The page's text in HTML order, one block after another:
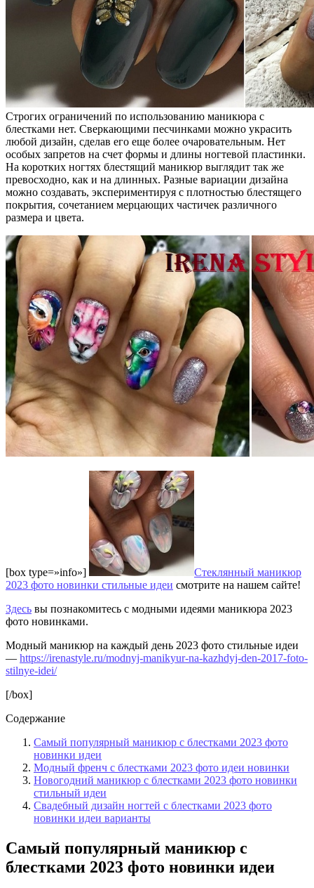
Строгих ограничений по использованию маникюра с
блестками нет. Сверкающими песчинками можно украсить
любой дизайн, сделав его еще более очаровательным. Нет
особых запретов на счет формы и длины ногтевой пластинки.
На коротких ногтях блестящий маникюр выглядит так же
превосходно, как и на длинных. Разные вариации дизайна
можно создавать, экспериментируя с плотностью блестящего
покрытия, сочетанием мерцающих частичек различного
размера и цвета.
[box type=»info»]
Стеклянный маникюр
2023 фото новинки стильные идеи смотрите на нашем сайте!
Здесь вы познакомитесь с модными идеями маникюра 2023
фото новинками.
Модный маникюр на каждый день 2023 фото стильные идеи
— https://irenastyle.ru/modnyj-manikyur-na-kazhdyj-den-2017-foto-
stilnye-idei/
[/box]
Содержание
Самый популярный маникюр с блестками 2023 фото
новинки идеи
Модный френч с блестками 2023 фото идеи новинки
Новогодний маникюр с блестками 2023 фото новинки
стильный идеи
Свадебный дизайн ногтей с блестками 2023 фото
новинки идеи варианты
Самый популярный маникюр с
блестками 2023 фото новинки идеи